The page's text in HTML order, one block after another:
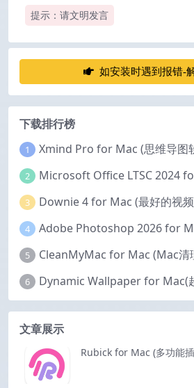
提示：请文明发言
如安装时遇到报错-
下载排行榜
1
2
3
4
5
6
文章展示
Rubick for Mac (多功能